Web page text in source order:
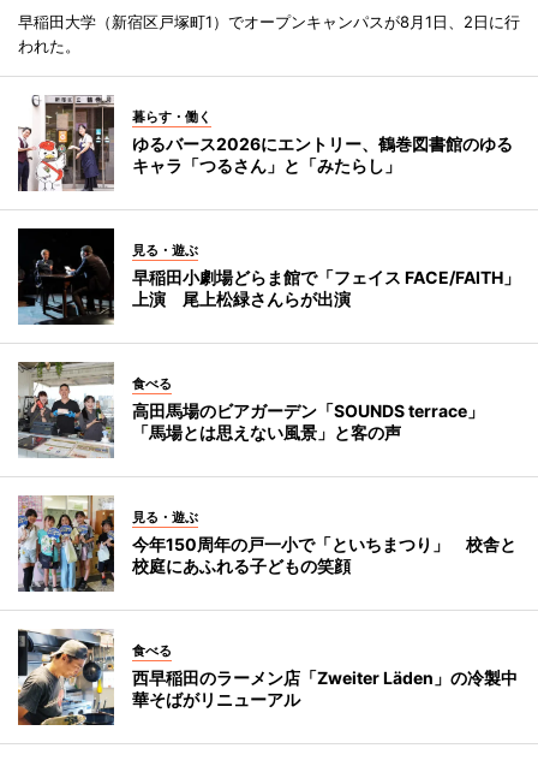
早稲田大学（新宿区戸塚町1）でオープンキャンパスが8月1日、2日に行
われた。
暮らす・働く
ゆるバース2026にエントリー、鶴巻図書館のゆる
キャラ「つるさん」と「みたらし」
見る・遊ぶ
早稲田小劇場どらま館で「フェイス FACE/FAITH」
上演 尾上松緑さんらが出演
食べる
高田馬場のビアガーデン「SOUNDS terrace」
「馬場とは思えない風景」と客の声
見る・遊ぶ
今年150周年の戸一小で「といちまつり」 校舎と
校庭にあふれる子どもの笑顔
食べる
西早稲田のラーメン店「Zweiter Läden」の冷製中
華そばがリニューアル